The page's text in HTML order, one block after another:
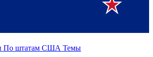
По штатам США Темы